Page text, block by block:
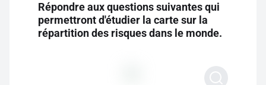
S'inscrire gratuitement
Pour profiter de 10 contenus offerts.
Répondre aux questions suivantes qui
permettront d'étudier la carte sur la
répartition des risques dans le monde.